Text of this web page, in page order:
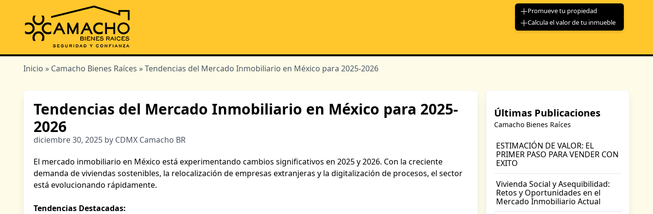
Promueve tu propiedad
Calcula el valor de tu inmueble
Inicio » Camacho Bienes Raíces » Tendencias del Mercado Inmobiliario en México para 2025-2026
Tendencias del Mercado Inmobiliario en México para 2025-
2026
diciembre 30, 2025 by CDMX Camacho BR
El mercado inmobiliario en México está experimentando cambios significativos en 2025 y 2026. Con la creciente
demanda de viviendas sostenibles, la relocalización de empresas extranjeras y la digitalización de procesos, el sector
está evolucionando rápidamente.
Tendencias Destacadas:
Últimas Publicaciones
Camacho Bienes Raíces
ESTIMACIÓN DE VALOR: EL
PRIMER PASO PARA VENDER CON
EXITO
Vivienda Social y Asequibilidad:
Retos y Oportunidades en el
Mercado Inmobiliario Actual